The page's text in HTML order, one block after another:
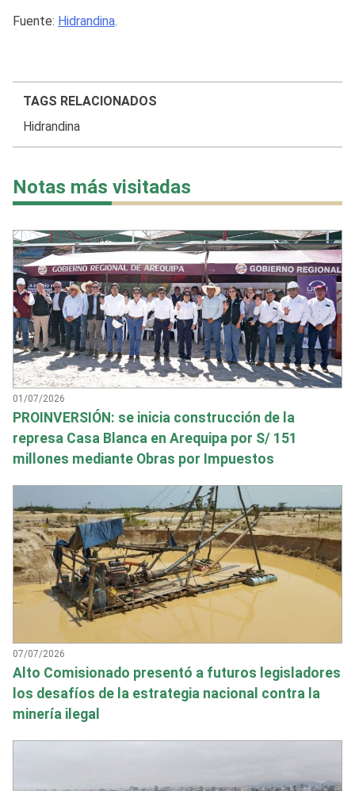
Fuente: Hidrandina.
TAGS RELACIONADOS
Hidrandina
Notas más visitadas
01/07/2026
PROINVERSIÓN: se inicia construcción de la
represa Casa Blanca en Arequipa por S/ 151
millones mediante Obras por Impuestos
07/07/2026
Alto Comisionado presentó a futuros legisladores
los desafíos de la estrategia nacional contra la
minería ilegal